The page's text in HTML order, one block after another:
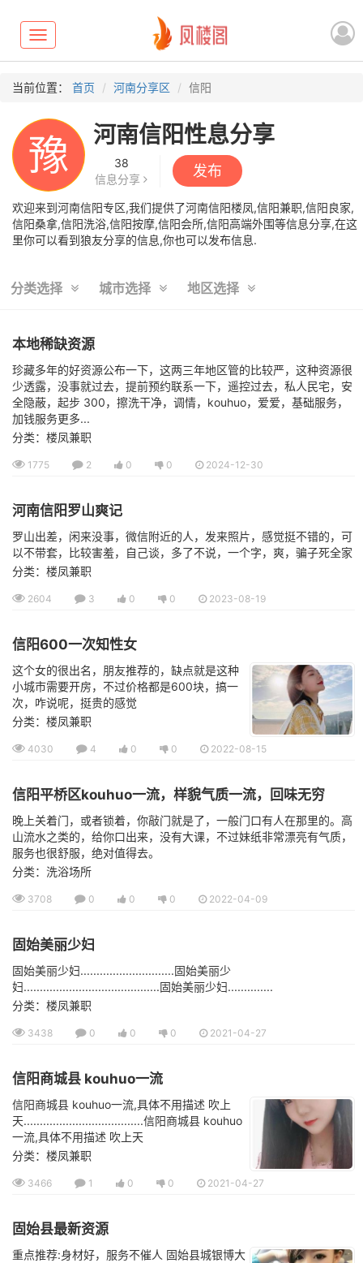
Toggle
navigation
当前位置： 首页 河南分享区 信阳
豫 河南信阳性息分享
38
信息分享
发布
欢迎来到河南信阳专区,我们提供了河南信阳楼凤,信阳兼职,信阳良家,
信阳桑拿,信阳洗浴,信阳按摩,信阳会所,信阳高端外围等信息分享,在这
里你可以看到狼友分享的信息,你也可以发布信息.
分类选择 城市选择 地区选择
本地稀缺资源
珍藏多年的好资源公布一下，这两三年地区管的比较严，这种资源很
少透露，没事就过去，提前预约联系一下，遥控过去，私人民宅，安
全隐蔽，起步 300，擦洗干净，调情，kouhuo，爱爱，基础服务，
加钱服务更多...
分类：楼凤兼职
1775 2 0 0 2024-12-30
河南信阳罗山爽记
罗山出差，闲来没事，微信附近的人，发来照片，感觉挺不错的，可
以不带套，比较害羞，自己谈，多了不说，一个字，爽，骗子死全家
分类：楼凤兼职
2604 3 0 0 2023-08-19
信阳600一次知性女
这个女的很出名，朋友推荐的，缺点就是这种
小城市需要开房，不过价格都是600块，搞一
次，咋说呢，挺贵的感觉
分类：楼凤兼职
4030 4 0 0 2022-08-15
信阳平桥区kouhuo一流，样貌气质一流，回味无穷
晚上关着门，或者锁着，你敲门就是了，一般门口有人在那里的。高
山流水之类的，给你口出来，没有大课，不过妹纸非常漂亮有气质，
服务也很舒服，绝对值得去。
分类：洗浴场所
3708 0 0 0 2022-04-09
固始美丽少妇
固始美丽少妇.............................固始美丽少
妇..........................................固始美丽少妇..............
分类：楼凤兼职
3438 0 0 0 2021-04-27
信阳商城县 kouhuo一流
信阳商城县 kouhuo一流,具体不用描述 吹上
天.....................................信阳商城县 kouhuo
一流,具体不用描述 吹上天
分类：楼凤兼职
3466 1 0 0 2021-04-27
固始县最新资源
重点推荐:身材好，服务不催人 固始县城银博大